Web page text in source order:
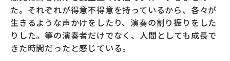
た。それぞれが得意不得意を持っているから、各々が
生きるような声かけをしたり、演奏の割り振りをした
りした。箏の演奏者だけでなく、人間としても成長で
きた時間だったと感じている。